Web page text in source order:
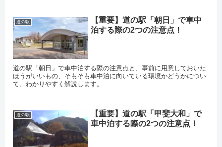
道の駅
【重要】道の駅「朝日」で車中
泊する際の2つの注意点！
道の駅「朝日」で車中泊する際の注意点と、事前に用意しておいた
ほうがいいもの、そもそも車中泊に向いている環境かどうかについ
て、わかりやすく解説します。
道の駅
【重要】道の駅「甲斐大和」で
車中泊する際の2つの注意点！